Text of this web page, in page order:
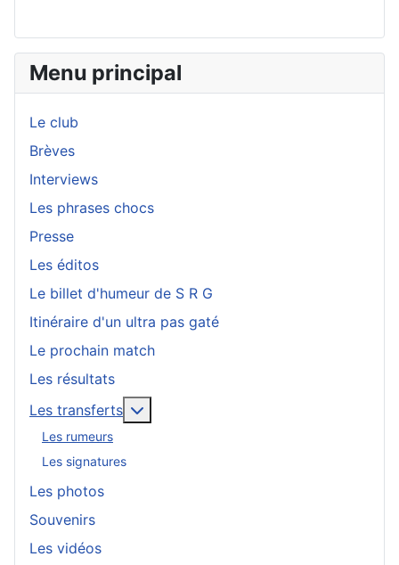
Menu principal
Le club
Brèves
Interviews
Les phrases chocs
Presse
Les éditos
Le billet d'humeur de S R G
Itinéraire d'un ultra pas gaté
Le prochain match
Les résultats
Les transferts
Les rumeurs
Les signatures
Les photos
Souvenirs
Les vidéos